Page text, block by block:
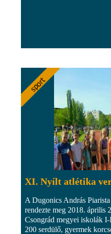
XI. Nyílt atlétika
A Dugonics András
rendezte meg 2018. április
Csongrád megyei iskolák
200 serdülő, gyermek